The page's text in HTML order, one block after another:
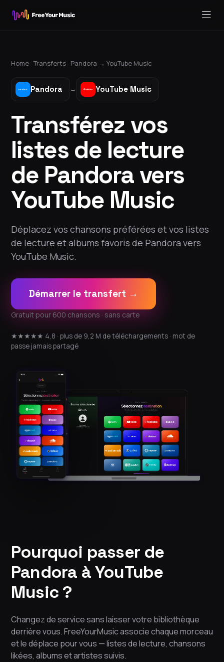
Home ·Transferts · Pandora → YouTube Music
Pandora → YouTube Music
Transférez vos
listes de lecture
de Pandora vers
YouTube Music
Déplacez vos chansons préférées et vos listes
de lecture et albums favoris de Pandora vers
YouTube Music.
Démarrer le transfert →
Gratuit pour 600 chansons · sans carte
★★★★★ 4,8 · plus de 9,2 M de téléchargements · mot de
passe jamais partagé
Pourquoi passer de
Pandora à YouTube
Music ?
Changez de service sans laisser votre bibliothèque
derrière vous. FreeYourMusic associe chaque morceau
et le déplace pour vous — listes de lecture, chansons
likées, albums et artistes suivis.